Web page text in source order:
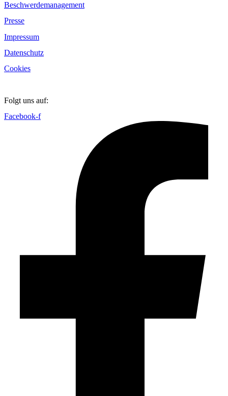
Beschwerdemanagement
Presse
Impressum
Datenschutz
Cookies
Folgt uns auf:
Facebook-f